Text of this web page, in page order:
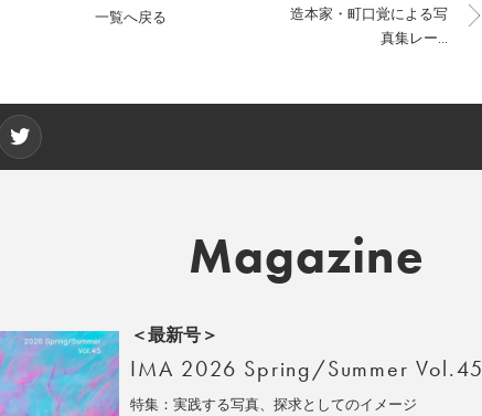
造本家・町口覚による写
真集レー...
一覧へ戻る
Magazine
＜最新号＞
IMA 2026 Spring/Summer Vol.45
特集：実践する写真、探求としてのイメージ